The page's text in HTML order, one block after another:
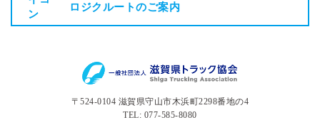
ロジクルートのご案内
〒524-0104 滋賀県守山市木浜町2298番地の4
TEL: 077-585-8080